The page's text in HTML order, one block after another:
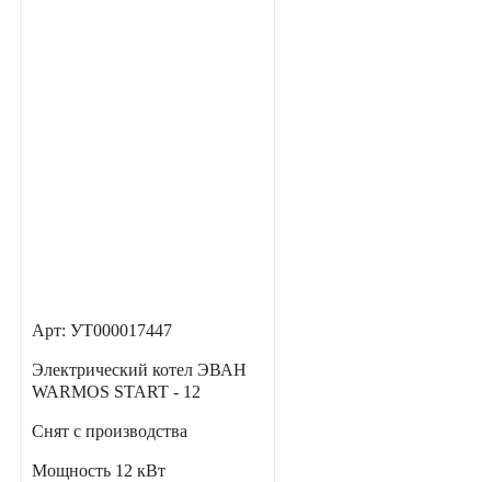
Арт: УТ000017447
Электрический котел ЭВАН
WARMOS START - 12
Снят с производства
Мощность 12 кВт